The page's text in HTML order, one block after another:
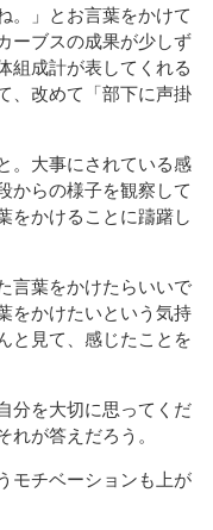
。」とお言葉をかけて
ーブスの成果が少しず
組成計が表してくれる
、改めて「部下に声掛
。大事にされている感
からの様子を観察して
をかけることに躊躇し
言葉をかけたらいいで
をかけたいという気持
と見て、感じたことを
分を大切に思ってくだ
れが答えだろう。
モチベーションも上が